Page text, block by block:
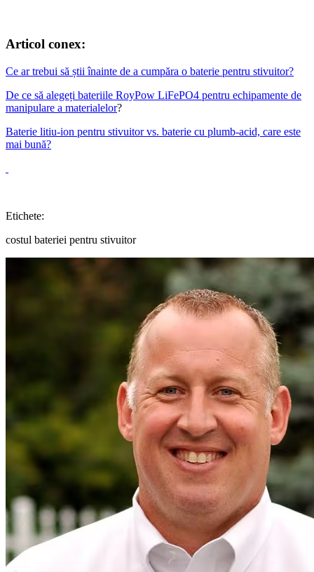
Articol conex:
Ce ar trebui să știi înainte de a cumpăra o baterie pentru stivuitor?
De ce să alegeți bateriile RoyPow LiFePO4 pentru echipamente de
manipulare a materialelor?
Baterie litiu-ion pentru stivuitor vs. baterie cu plumb-acid, care este
mai bună?
Etichete:
costul bateriei pentru stivuitor